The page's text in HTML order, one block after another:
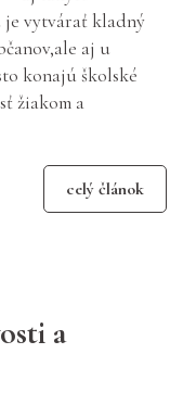
je vytvárať kladný
aj u
konajú školské
žiakom a
celý článok
a